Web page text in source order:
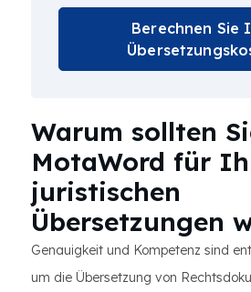
Berechnen Sie
Warum sollten
MotaWord für
juristischen
Übersetzungen
Genauigkeit und Kompetenz sind
um die Übersetzung von